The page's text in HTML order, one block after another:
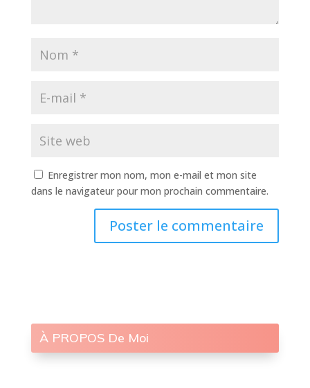
Enregistrer mon nom, mon e-mail et mon site
dans le navigateur pour mon prochain commentaire.
À PROPOS De Moi